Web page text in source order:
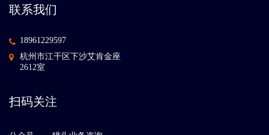
联系我们
18961229597
杭州市江干区下沙艾肯金座
2612室
扫码关注